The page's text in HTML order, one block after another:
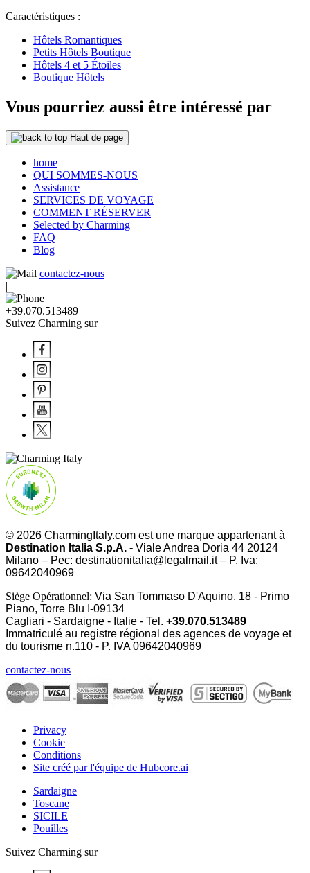
Caractéristiques :
Hôtels Romantiques
Petits Hôtels Boutique
Hôtels 4 et 5 Étoiles
Boutique Hôtels
Vous pourriez aussi être intéressé par
Haut de page
home
QUI SOMMES-NOUS
Assistance
SERVICES DE VOYAGE
COMMENT RÉSERVER
Selected by Charming
FAQ
Blog
contactez-nous
|
+39.070.513489
Suivez Charming sur
© 2026 CharmingItaly.com est une marque appartenant à
Destination Italia S.p.A. - Viale Andrea Doria 44 20124
Milano – Pec: destinationitalia@legalmail.it – P. Iva:
09642040969
Siège Opérationnel: Via San Tommaso D'Aquino, 18 - Primo
Piano, Torre Blu I-09134
Cagliari - Sardaigne - Italie - Tel. +39.070.513489
Immatriculé au registre régional des agences de voyage et
du tourisme n.110 - P. IVA09642040969
contactez-nous
Privacy
Cookie
Conditions
Site créé par l'équipe de Hubcore.ai
Sardaigne
Toscane
SICILE
Pouilles
Suivez Charming sur